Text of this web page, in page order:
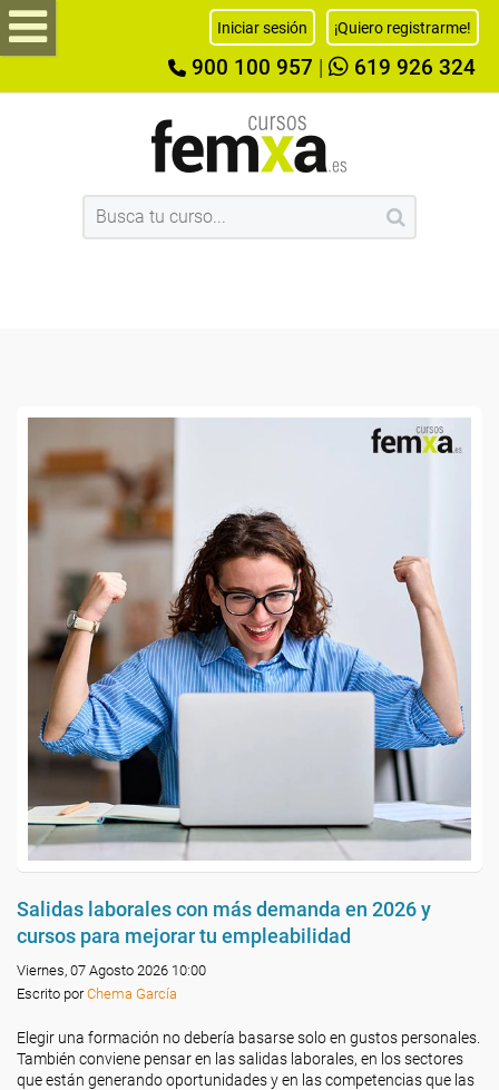
Iniciar sesión ¡Quiero registrarme!
900 100 957 619 926 324
Salidas laborales con más demanda en 2026 y
cursos para mejorar tu empleabilidad
Viernes, 07 Agosto 2026 10:00
Escrito porChema García
Elegir una formación no debería basarse solo en gustos personales.
También conviene pensar en las salidas laborales, en los sectores
que están generando oportunidades y en las competencias que las